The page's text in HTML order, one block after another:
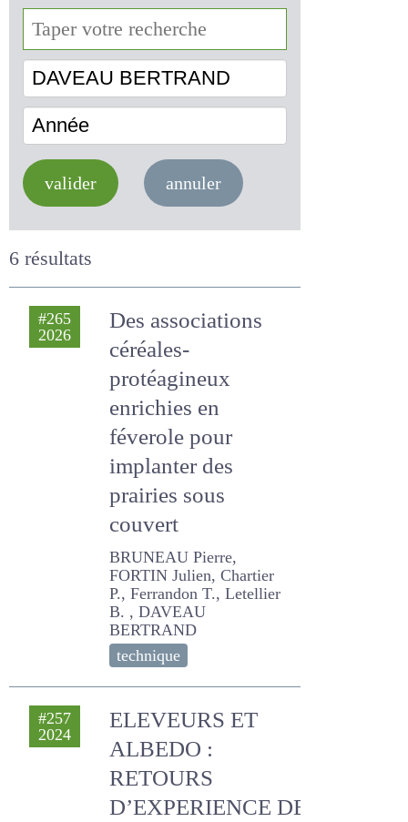
DAVEAU BERTRAND
valider annuler
6 résultats
#265
Des associations
céréales-
protéagineux
enrichies en
féverole pour
implanter des
prairies sous
couvert
BRUNEAU Pierre, FORTIN
Julien, Chartier P.,
Ferrandon T., Letellier B. ,
DAVEAU BERTRAND
technique
#257
2024
ELEVEURS ET
ALBEDO : RETOURS
D’EXPERIENCE DE
FERMES